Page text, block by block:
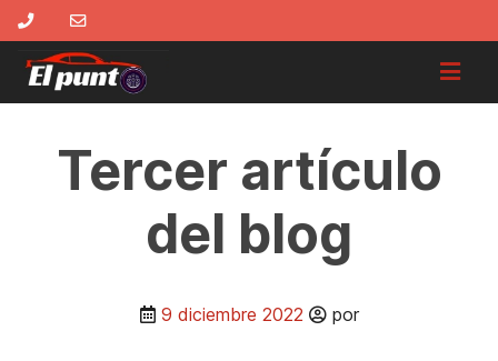
Tercer artículo
del blog
9 diciembre 2022 por